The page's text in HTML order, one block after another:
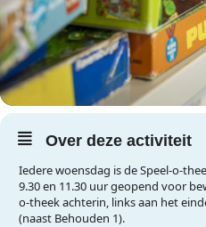
Over deze activiteit
Iedere woensdag is de Speel-o-
9.30 en 11.30 uur geopend voor
o-theek achterin, links aan het
(naast Behouden 1).